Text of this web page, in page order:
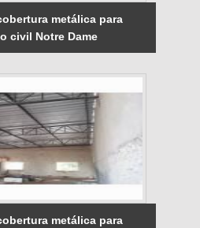
metálica para
civil Notre Dame
metálica para